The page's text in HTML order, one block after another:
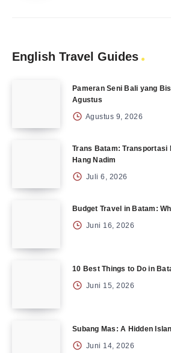
English Travel Guides
Pameran Seni Bali yang
Agustus
Agustus 9, 2026
Trans Batam: Transportasi
Hang Nadim
Juli 6, 2026
Budget Travel in Batam:
Juni 16, 2026
10 Best Things to Do in
Juni 15, 2026
Subang Mas: A Hidden
Juni 14, 2026